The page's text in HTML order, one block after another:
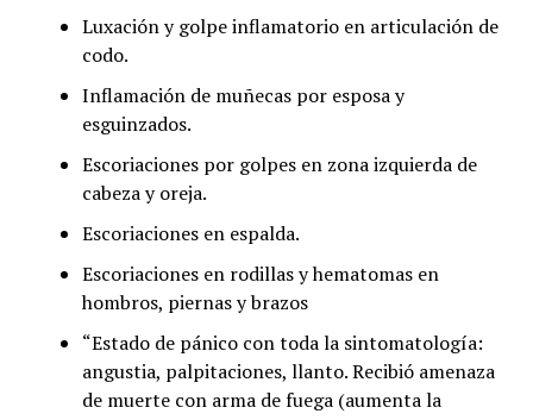
Luxación y golpe inflamatorio en articulación de
codo.
Inflamación de muñecas por esposa y
esguinzados.
Escoriaciones por golpes en zona izquierda de
cabeza y oreja.
Escoriaciones en espalda.
Escoriaciones en rodillas y hematomas en
hombros, piernas y brazos
“Estado de pánico con toda la sintomatología:
angustia, palpitaciones, llanto. Recibió amenaza
de muerte con arma de fuega (aumenta la